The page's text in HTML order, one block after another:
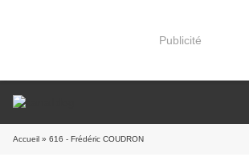
Publicité
Accueil » 616 - Frédéric COUDRON